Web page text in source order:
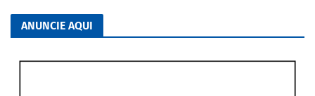
ANUNCIE AQUI